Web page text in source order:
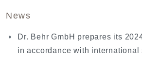
News
Dr. Behr GmbH prepares its
in accordance with international